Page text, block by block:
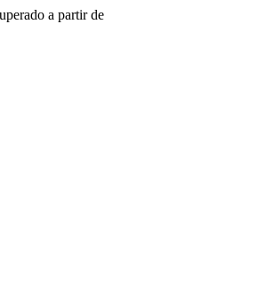
a partir de